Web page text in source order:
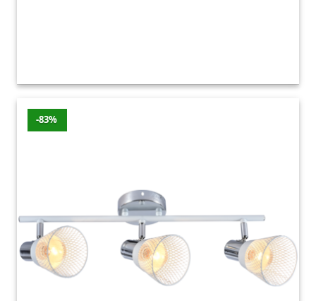
swoje życie z naszą pomocą i ciesz się każdym
momentem spędzonym w nowo oświetlonym
pomieszczeniu!
-83%